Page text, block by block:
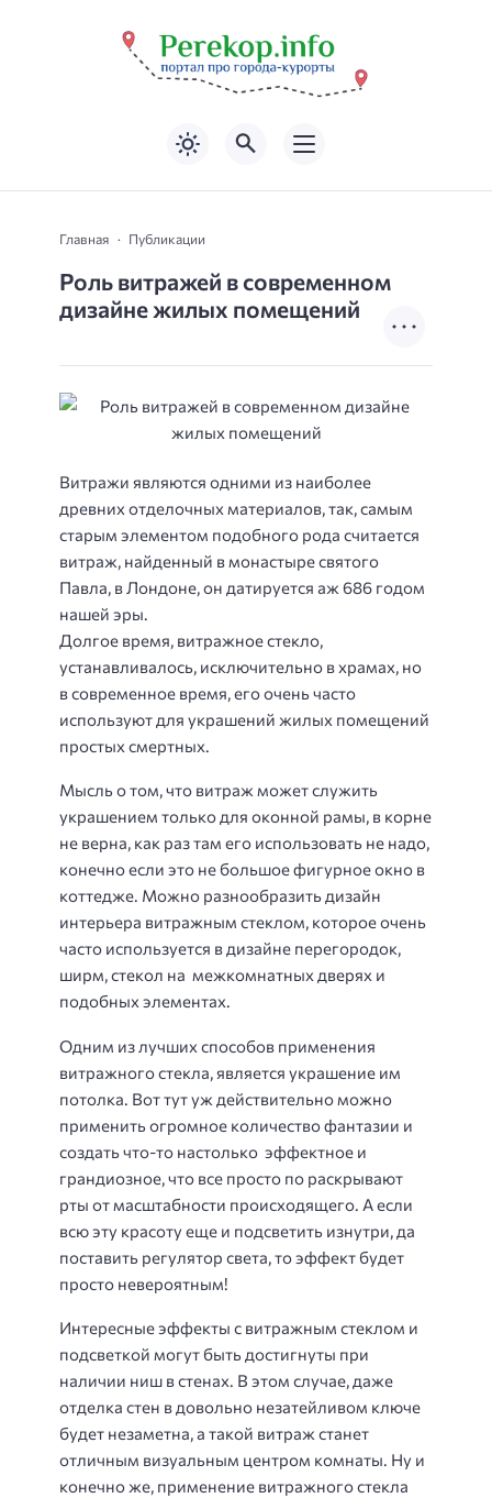
Главная Публикации
Роль витражей в современном
дизайне жилых помещений
Витражи являются одними из наиболее
древних отделочных материалов, так, самым
старым элементом подобного рода считается
витраж, найденный в монастыре святого
Павла, в Лондоне, он датируется аж 686 годом
нашей эры.
Долгое время, витражное стекло,
устанавливалось, исключительно в храмах, но
в современное время, его очень часто
используют для украшений жилых помещений
простых смертных.
Мысль о том, что витраж может служить
украшением только для оконной рамы, в корне
не верна, как раз там его использовать не надо,
конечно если это не большое фигурное окно в
коттедже. Можно разнообразить дизайн
интерьера витражным стеклом, которое очень
часто используется в дизайне перегородок,
ширм, стекол на межкомнатных дверях и
подобных элементах.
Одним из лучших способов применения
витражного стекла, является украшение им
потолка. Вот тут уж действительно можно
применить огромное количество фантазии и
создать что-то настолько эффектное и
грандиозное, что все просто по раскрывают
рты от масштабности происходящего. А если
всю эту красоту еще и подсветить изнутри, да
поставить регулятор света, то эффект будет
просто невероятным!
Интересные эффекты с витражным стеклом и
подсветкой могут быть достигнуты при
наличии ниш в стенах. В этом случае, даже
отделка стен в довольно незатейливом ключе
будет незаметна, а такой витраж станет
отличным визуальным центром комнаты. Ну и
конечно же, применение витражного стекла